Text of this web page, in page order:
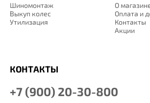
О
Оплата и
Контакты
Акции
Шиномонтаж
Выкуп колес
Утилизация
КОНТАКТЫ
+7 (900) 20-30-800